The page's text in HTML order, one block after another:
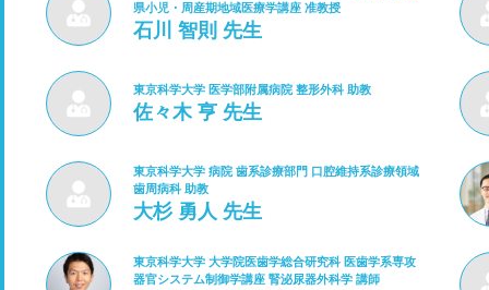
県小児・周産期地域医療学講座 准教授
石川 智則 先生
東京科学大学 医学部附属病院 整形外科 助教
佐々木 亨 先生
東京科学大学 病院 歯系診療部門 口腔維持系診療領域
歯周病科 助教
大杉 勇人 先生
東京科学大学 大学院医歯学総合研究科 医歯学系専攻
器官システム制御学講座 腎泌尿器外科学 講師